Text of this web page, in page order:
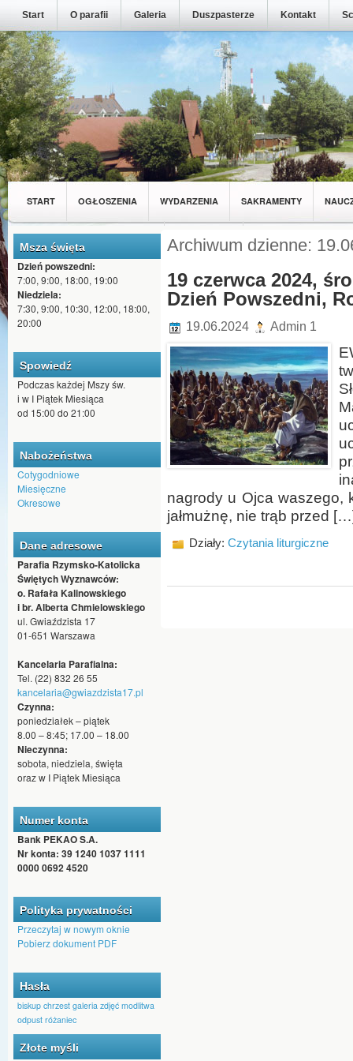
Start O parafii Galeria Duszpasterze Kontakt
START OGŁOSZENIA WYDARZENIA SAKRAMENTY
MŁODZIEŻ Z NASZEJ PARAFII WSPÓLNOTY
Msza święta
Dzień powszedni:
7:00, 9:00, 18:00, 19:00
Niedziela:
7:30, 9:00, 10:30, 12:00, 18:00,
20:00
Spowiedź
Podczas każdej Mszy św.
i w I Piątek Miesiąca
od 15:00 do 21:00
Nabożeństwa
Cotygodniowe
Miesięczne
Okresowe
Dane adresowe
Parafia Rzymsko-Katolicka
Świętych Wyznawców:
o. Rafała Kalinowskiego
i br. Alberta Chmielowskiego
ul. Gwiaździsta 17
01-651 Warszawa
Kancelaria Parafialna:
Tel. (22) 832 26 55
kancelaria@gwiazdzista17.pl
Czynna:
poniedziałek – piątek
8.00 – 8:45; 17.00 – 18.00
Nieczynna:
sobota, niedziela, święta
oraz w I Piątek Miesiąca
Numer konta
Bank PEKAO S.A.
Nr konta: 39 1240 1037 1111
0000 0692 4520
Polityka prywatności
Przeczytaj w nowym oknie
Pobierz dokument PDF
Hasła
biskup chrzest galeria zdjęć modlitwa
odpust różaniec
Złote myśli
Archiwum dzienne:
19 czerwca 2024,
Dzień Powszedni,
19.06.2024 Admin 1
nagrody u Ojca waszego,
jałmużnę, nie trąb przed
Działy: Czytania liturgiczne